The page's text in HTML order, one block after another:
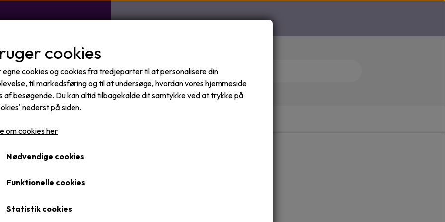
cookies
egne cookies og cookies fra tredjeparter til at personalisere din
til markedsføring og til at undersøge, hvordan vores hjemmeside
af besøgende. Du kan altid tilbagekalde dit samtykke ved at trykke på
nederst på siden.
om cookies her
Nødvendige cookies
Funktionelle cookies
Statistik cookies